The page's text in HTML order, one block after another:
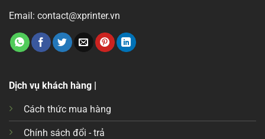
Email: contact@xprinter.vn
Dịch vụ khách hàng |
Cách thức mua hàng
Chính sách đổi - trả